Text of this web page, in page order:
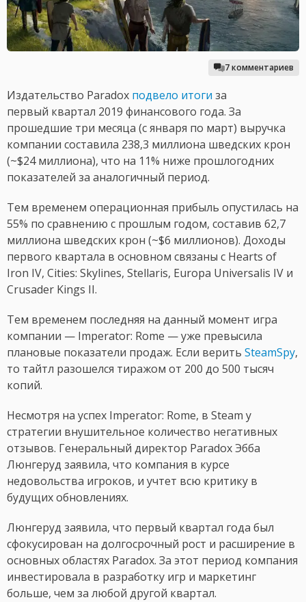
7 комментариев
Издательство Paradox подвело итоги за
первый квартал 2019 финансового года. За
прошедшие три месяца (с января по март) выручка
компании составила 238,3 миллиона шведских крон
(~$24 миллиона), что на 11% ниже прошлогодних
показателей за аналогичный период.
Тем временем операционная прибыль опустилась на
55% по сравнению с прошлым годом, составив 62,7
миллиона шведских крон (~$6 миллионов). Доходы
первого квартала в основном связаны с Hearts of
Iron IV, Cities: Skylines, Stellaris, Europa Universalis IV и
Crusader Kings II.
Тем временем последняя на данный момент игра
компании — Imperator: Rome — уже превысила
плановые показатели продаж. Если верить SteamSpy,
то тайтл разошелся тиражом от 200 до 500 тысяч
копий.
Несмотря на успех Imperator: Rome, в Steam у
стратегии внушительное количество негативных
отзывов. Генеральный директор Paradox Эбба
Люнгеруд заявила, что компания в курсе
недовольства игроков, и учтет всю критику в
будущих обновлениях.
Люнгеруд заявила, что первый квартал года был
сфокусирован на долгосрочный рост и расширение в
основных областях Paradox. За этот период компания
инвестировала в разработку игр и маркетинг
больше, чем за любой другой квартал.